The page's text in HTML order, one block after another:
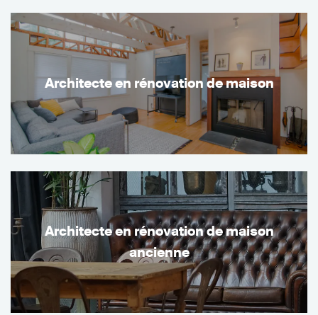
Architecte en rénovation de maison
Architecte en rénovation de maison
ancienne